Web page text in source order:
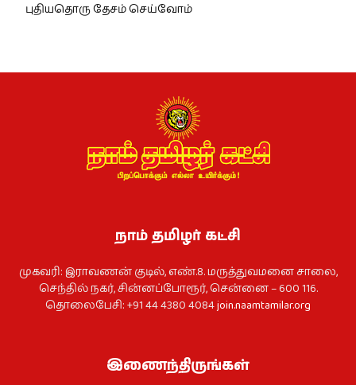
புதியதொரு தேசம் செய்வோம்
நாம் தமிழர் கட்சி
முகவரி: இராவணன் குடில், எண்.8. மருத்துவமனை சாலை,
செந்தில் நகர், சின்னப்போரூர், சென்னை – 600 116.
தொலைபேசி: +91 44 4380 4084join.naamtamilar.org
இணைந்திருங்கள்